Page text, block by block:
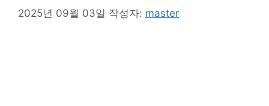
2025년 09월 03일 작성자: master